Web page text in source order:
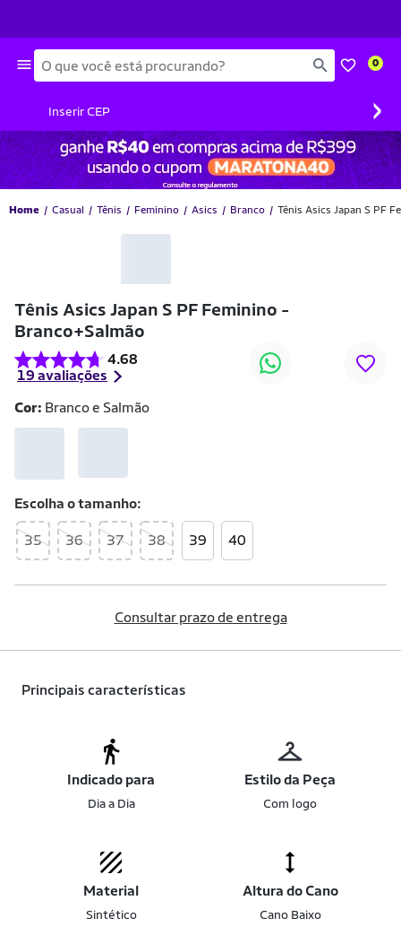
Busca 0
Inserir CEP ›
Home Casual Tênis Feminino Asics Branco Tênis Asics Japan S PF
Tênis Asics Japan S PF Feminino -
Branco+Salmão
4.68
19 avaliações
-50% OFF
Cor: Branco e Salmão
Escolha otamanho
35 36 37 38 39 40
Consultar prazo de entrega
Principais características
Indicado para
Dia a Dia
Estilo da Peça
Com logo
Material
Sintético
Altura do Cano
Cano Baixo